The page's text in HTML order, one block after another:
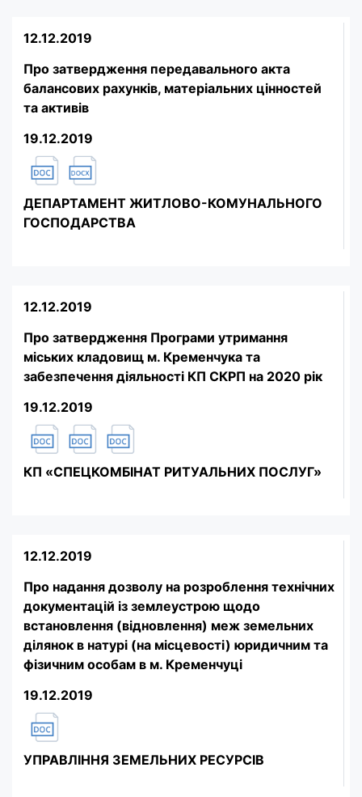
12.12.2019
Про затвердження передавального акта
балансових рахунків, матеріальних цінностей
та активів
19.12.2019
ДЕПАРТАМЕНТ ЖИТЛОВО-КОМУНАЛЬНОГО
ГОСПОДАРСТВА
12.12.2019
Про затвердження Програми утримання
міських кладовищ м. Кременчука та
забезпечення діяльності КП СКРП на 2020 рік
19.12.2019
КП «СПЕЦКОМБІНАТ РИТУАЛЬНИХ ПОСЛУГ»
12.12.2019
Про надання дозволу на розроблення технічних
документацій із землеустрою щодо
встановлення (відновлення) меж земельних
ділянок в натурі (на місцевості) юридичним та
фізичним особам в м. Кременчуці
19.12.2019
УПРАВЛІННЯ ЗЕМЕЛЬНИХ РЕСУРСІВ